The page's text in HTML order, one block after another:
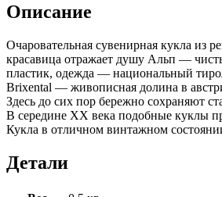
Описание
Очаровательная сувенирная кукла из
красавица отражает душу Альп —
пластик, одежда — национальный
Brixental — живописная долина в
Здесь до сих пор бережно сохраняют
В середине XX века подобные куклы
Кукла в отличном винтажном
Детали